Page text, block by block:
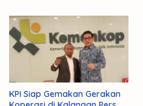
KPI Siap Gemakan Gerakan